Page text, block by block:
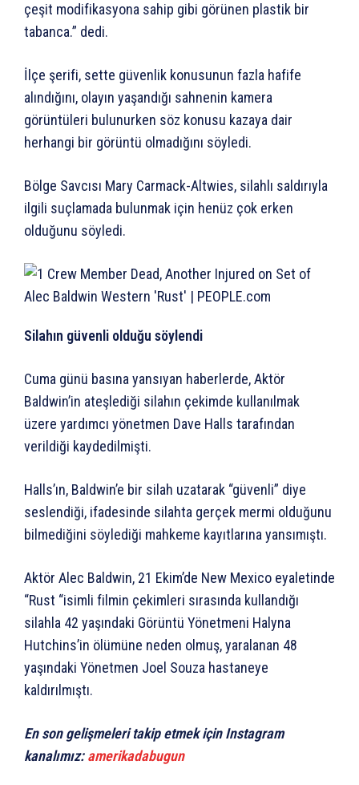
çeşit modifikasyona sahip gibi görünen plastik bir
tabanca.” dedi.
İlçe şerifi, sette güvenlik konusunun fazla hafife
alındığını, olayın yaşandığı sahnenin kamera
görüntüleri bulunurken söz konusu kazaya dair
herhangi bir görüntü olmadığını söyledi.
Bölge Savcısı Mary Carmack-Altwies, silahlı saldırıyla
ilgili suçlamada bulunmak için henüz çok erken
olduğunu söyledi.
Silahın güvenli olduğu söylendi
Cuma günü basına yansıyan haberlerde, Aktör
Baldwin’in ateşlediği silahın çekimde kullanılmak
üzere yardımcı yönetmen Dave Halls tarafından
verildiği kaydedilmişti.
Halls’ın, Baldwin’e bir silah uzatarak “güvenli” diye
seslendiği, ifadesinde silahta gerçek mermi olduğunu
bilmediğini söylediği mahkeme kayıtlarına yansımıştı.
Aktör Alec Baldwin, 21 Ekim’de New Mexico eyaletinde
“Rust “isimli filmin çekimleri sırasında kullandığı
silahla 42 yaşındaki Görüntü Yönetmeni Halyna
Hutchins’in ölümüne neden olmuş, yaralanan 48
yaşındaki Yönetmen Joel Souza hastaneye
kaldırılmıştı.
En son gelişmeleri takip etmek için Instagram
kanalımız:amerikadabugun